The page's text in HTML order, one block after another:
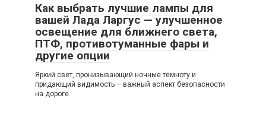
Как выбрать лучшие лампы для
вашей Лада Ларгус — улучшенное
освещение для ближнего света,
ПТФ, противотуманные фары и
другие опции
Яркий свет, пронизывающий ночные темноту и
придающий видимость – важный аспект безопасности
на дороге.